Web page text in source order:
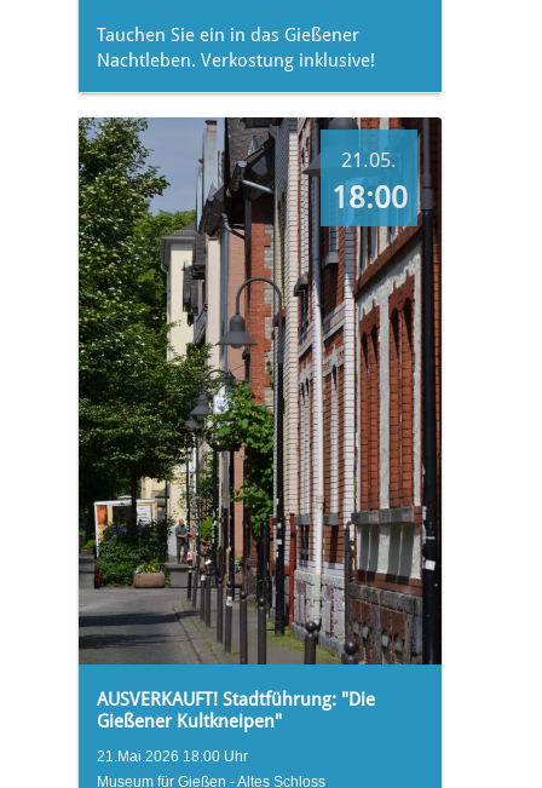
Tauchen Sie ein in das Gießener
Nachtleben. Verkostung inklusive!
21.05.
18:00
AUSVERKAUFT! Stadtführung: "Die
Gießener Kultkneipen"
21.Mai.2026 18:00 Uhr
Museum für Gießen - Altes Schloss